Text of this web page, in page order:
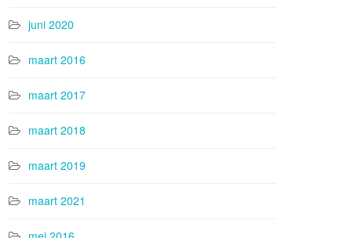
juni 2020
maart 2016
maart 2017
maart 2018
maart 2019
maart 2021